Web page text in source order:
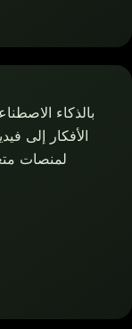
الأفكار إلى
لمنصات